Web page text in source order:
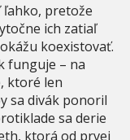
ľahko, pretože
ich zatiaľ
koexistovať.
funguje – na
ktoré len
sa divák ponoril
sa derie
ktorá od prvej